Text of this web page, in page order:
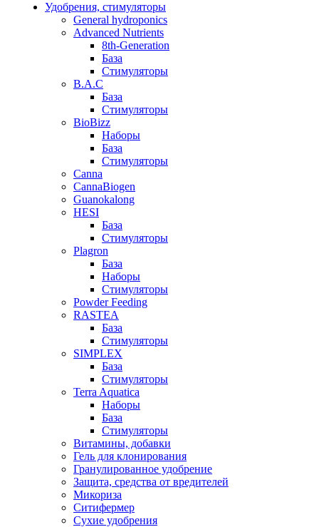
Удобрения, стимуляторы
General hydroponics
Advanced Nutrients
8th-Generation
База
Стимуляторы
B.A.C
База
Стимуляторы
BioBizz
Наборы
База
Стимуляторы
Canna
CannaBiogen
Guanokalong
HESI
База
Стимуляторы
Plagron
База
Наборы
Стимуляторы
Powder Feeding
RASTEA
База
Стимуляторы
SIMPLEX
База
Стимуляторы
Terra Aquatica
Наборы
База
Стимуляторы
Витамины, добавки
Гель для клонирования
Гранулированное удобрение
Защита, средства от вредителей
Микориза
Ситифермер
Сухие удобрения